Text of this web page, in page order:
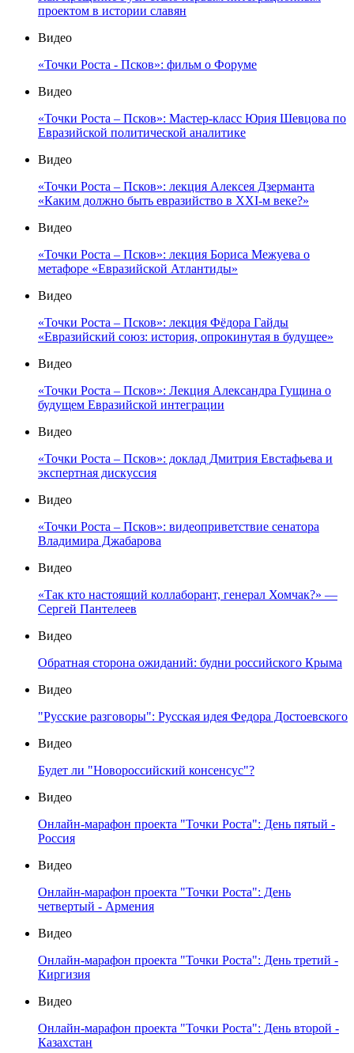
проектом в истории славян
Видео
«Точки Роста - Псков»: фильм о Форуме
Видео
«Точки Роста – Псков»: Мастер-класс Юрия Шевцова по
Евразийской политической аналитике
Видео
«Точки Роста – Псков»: лекция Алексея Дзерманта
«Каким должно быть евразийство в XXI-м веке?»
Видео
«Точки Роста – Псков»: лекция Бориса Межуева о
метафоре «Евразийской Атлантиды»
Видео
«Точки Роста – Псков»: лекция Фёдора Гайды
«Евразийский союз: история, опрокинутая в будущее»
Видео
«Точки Роста – Псков»: Лекция Александра Гущина о
будущем Евразийской интеграции
Видео
«Точки Роста – Псков»: доклад Дмитрия Евстафьева и
экспертная дискуссия
Видео
«Точки Роста – Псков»: видеоприветствие сенатора
Владимира Джабарова
Видео
«Так кто настоящий коллаборант, генерал Хомчак?» —
Сергей Пантелеев
Видео
Обратная сторона ожиданий: будни российского Крыма
Видео
"Русские разговоры": Русская идея Федора Достоевского
Видео
Будет ли "Новороссийский консенсус"?
Видео
Онлайн-марафон проекта "Точки Роста": День пятый -
Россия
Видео
Онлайн-марафон проекта "Точки Роста": День
четвертый - Армения
Видео
Онлайн-марафон проекта "Точки Роста": День третий -
Киргизия
Видео
Онлайн-марафон проекта "Точки Роста": День второй -
Казахстан